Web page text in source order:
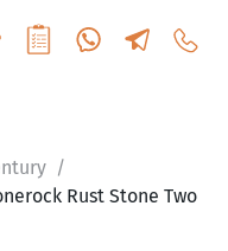
Rust Stone Two